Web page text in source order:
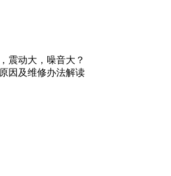
震动大，噪音大？
因及维修办法解读